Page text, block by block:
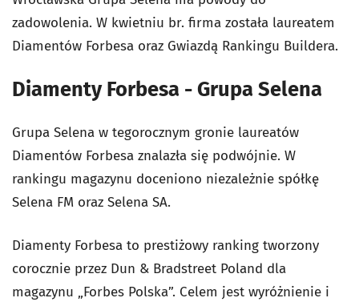
zadowolenia. W kwietniu br. firma została laureatem
Diamentów Forbesa oraz Gwiazdą Rankingu Buildera.
Diamenty Forbesa - Grupa Selena
Grupa Selena w tegorocznym gronie laureatów
Diamentów Forbesa znalazła się podwójnie. W
rankingu magazynu doceniono niezależnie spółkę
Selena FM oraz Selena SA.
Diamenty Forbesa to prestiżowy ranking tworzony
corocznie przez Dun & Bradstreet Poland dla
magazynu „Forbes Polska”. Celem jest wyróżnienie i